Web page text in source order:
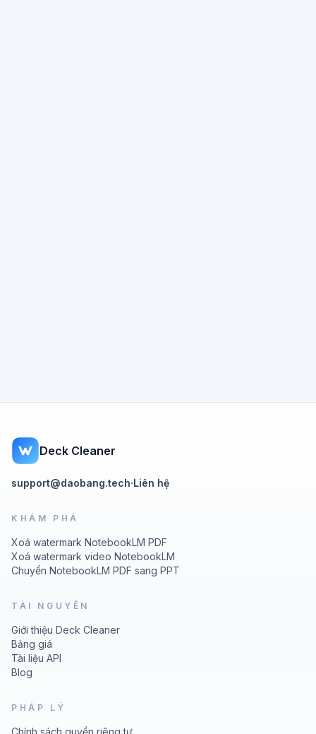
Deck Cleaner
support@daobang.tech·Liên hệ
KHÁM PHÁ
Xoá watermark NotebookLM PDF
Xoá watermark video NotebookLM
Chuyển NotebookLM PDF sang PPT
TÀI NGUYÊN
Giới thiệu Deck Cleaner
Bảng giá
Tài liệu API
Blog
PHÁP LÝ
Chính sách quyền riêng tư